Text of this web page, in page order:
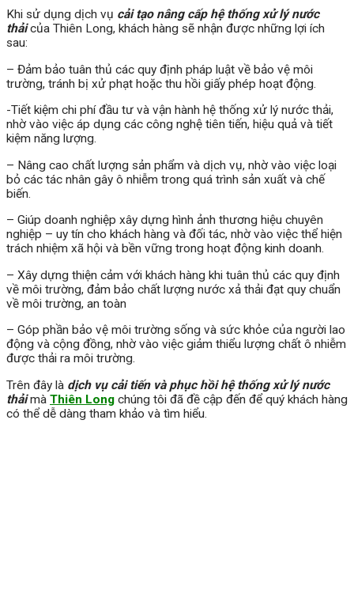
Khi sử dụng dịch vụ cải tạo nâng cấp hệ thống xử lý nước
thảicủa Thiên Long, khách hàng sẽ nhận được những lợi ích
sau:
– Đảm bảo tuân thủ các quy định pháp luật về bảo vệ môi
trường, tránh bị xử phạt hoặc thu hồi giấy phép hoạt động.
-Tiết kiệm chi phí đầu tư và vận hành hệ thống xử lý nước thải,
nhờ vào việc áp dụng các công nghệ tiên tiến, hiệu quả và tiết
kiệm năng lượng.
– Nâng cao chất lượng sản phẩm và dịch vụ, nhờ vào việc loại
bỏ các tác nhân gây ô nhiễm trong quá trình sản xuất và chế
biến.
– Giúp doanh nghiệp xây dựng hình ảnh thương hiệu chuyên
nghiệp – uy tín cho khách hàng và đối tác, nhờ vào việc thể hiện
trách nhiệm xã hội và bền vững trong hoạt động kinh doanh.
– Xây dựng thiện cảm với khách hàng khi tuân thủ các quy định
về môi trường, đảm bảo chất lượng nước xả thải đạt quy chuẩn
về môi trường, an toàn
– Góp phần bảo vệ môi trường sống và sức khỏe của người lao
động và cộng đồng, nhờ vào việc giảm thiểu lượng chất ô nhiễm
được thải ra môi trường.
Trên đây là dịch vụ cải tiến và phục hồi hệ thống xử lý nước
thảimà Thiên Long chúng tôi đã đề cập đến để quý khách hàng
có thể dễ dàng tham khảo và tìm hiểu.